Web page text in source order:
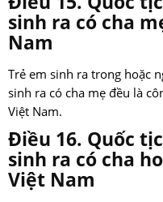
sinh ra có cha
Nam
Trẻ em sinh ra trong hoặc
sinh ra có cha mẹ đều là
Việt Nam.
Điều 16. Quốc
sinh ra có cha
Việt Nam